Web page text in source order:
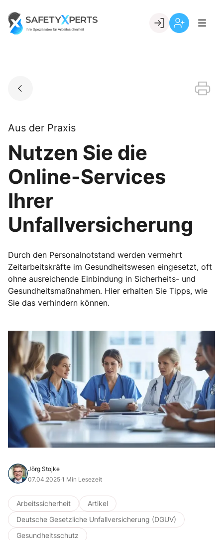
content
Go to landing page.
Aus der Praxis
Nutzen Sie die
Online-Services
Ihrer
Unfallversicherung
Durch den Personalnotstand werden vermehrt
Zeitarbeitskräfte im Gesundheitswesen eingesetzt, oft
ohne ausreichende Einbindung in Sicherheits- und
Gesundheitsmaßnahmen. Hier erhalten Sie Tipps, wie
Sie das verhindern können.
Jörg Stojke
07.04.2025·1 Min Lesezeit
Arbeitssicherheit
Artikel
Deutsche Gesetzliche Unfallversicherung (DGUV)
Gesundheitsschutz